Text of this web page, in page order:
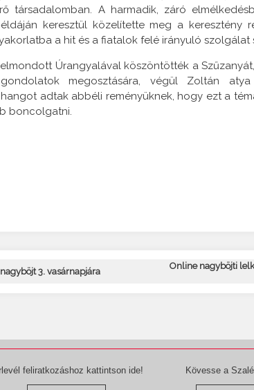
társadalomban. A harmadik, záró
keresztül közelítette meg a keresztény
a hit és a fiatalok felé irányuló szolgálat
Úrangyalával köszöntötték a
megosztására, végül Zoltán
adtak abbéli reményüknek, hogy ezt a
boncolgatni.
3. vasárnapjára
Online nagyböjti
feliratkozáshoz kattintson ide! Kövesse a